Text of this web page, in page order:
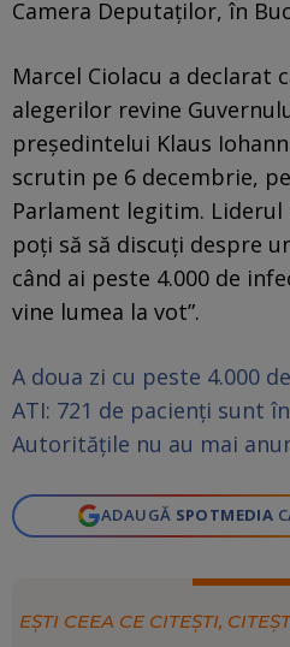
Camera Deputaţilor, în
Marcel Ciolacu a
alegerilor revine
preşedintelui Klaus
scrutin pe 6 decembrie,
Parlament legitim. Liderul
poţi să să discuţi despre
când ai peste 4.000 de
vine lumea la vot”.
A doua zi cu peste 4.000
ATI: 721 de pacienți sunt
Autorităţile nu au mai
ADAUGĂ SPOTMEDIA
EȘTI CEEA CE CITEȘTI,